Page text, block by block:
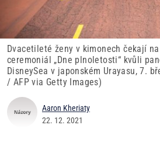
Dvacetileté ženy v kimonech čekají
ceremoniál „Dne plnoletosti“ kvůli
DisneySea v japonském Urayasu, 7.
/ AFP via Getty Images)
Aaron Kheriaty
22. 12. 2021